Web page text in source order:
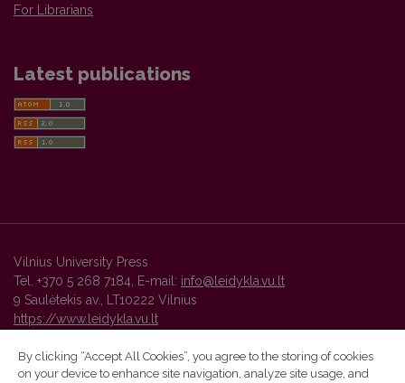
For Librarians
Latest publications
Vilnius University Press
Tel. +370 5 268 7184, E-mail: info@leidykla.vu.lt
9 Saulėtekis av., LT10222 Vilnius
https://www.leidykla.vu.lt
By clicking “Accept All Cookies”, you agree to the storing of cookies
on your device to enhance site navigation, analyze site usage, and